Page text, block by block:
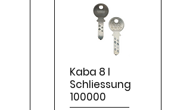
Kaba 8 I
Schliessung
100000